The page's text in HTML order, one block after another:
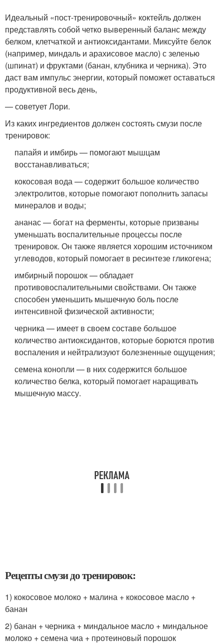
Идеальный «пост-тренировочный» коктейль должен
представлять собой четко выверенный баланс между
белком, клетчаткой и антиоксидантами. Миксуйте белок
(например, миндаль и арахисовое масло) с зеленью
(шпинат) и фруктами (банан, клубника и черника). Это
даст вам импульс энергии, который поможет оставаться
продуктивной весь день,
— советует Лори.
Из каких ингредиентов должен состоять смузи после
тренировок:
папайя и имбирь — помогают мышцам
восстанавливаться;
кокосовая вода — содержит большое количество
электролитов, которые помогают пополнить запасы
минералов и воды;
ананас — богат на ферменты, которые призваны
уменьшать воспалительные процессы после
тренировок. Он также является хорошим источником
углеводов, который помогает в ресинтезе гликогена;
имбирный порошок — обладает
противовоспалительными свойствами. Он также
способен уменьшить мышечную боль после
интенсивной физической активности;
черника — имеет в своем составе большое
количество антиоксидантов, которые борются против
воспаления и нейтрализуют болезненные ощущения;
семена конопли — в них содержится большое
количество белка, который помогает наращивать
мышечную массу.
Рецепты смузи до тренировок:
1) кокосовое молоко + малина + кокосовое масло +
банан
2) банан + черника + миндальное масло + миндальное
молоко + семена чиа + протеиновый порошок